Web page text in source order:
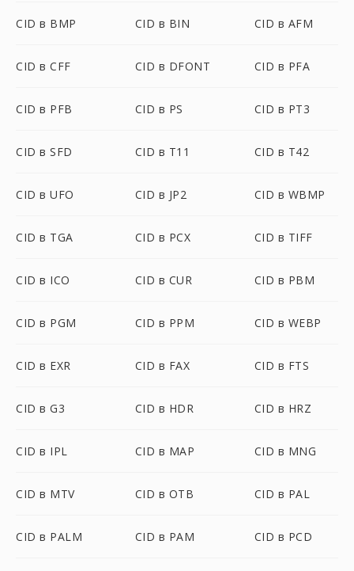
CID в BMP CID в BIN CID в AFM
CID в CFF CID в DFONT CID в PFA
CID в PFB CID в PS CID в PT3
CID в SFD CID в T11 CID в T42
CID в UFO CID в JP2 CID в WBMP
CID в TGA CID в PCX CID в TIFF
CID в ICO CID в CUR CID в PBM
CID в PGM CID в PPM CID в WEBP
CID в EXR CID в FAX CID в FTS
CID в G3 CID в HDR CID в HRZ
CID в IPL CID в MAP CID в MNG
CID в MTV CID в OTB CID в PAL
CID в PALM CID в PAM CID в PCD